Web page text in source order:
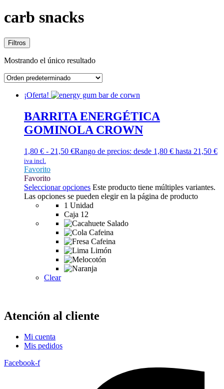
carb snacks
Filtros
Mostrando el único resultado
¡Oferta!
BARRITA ENERGÉTICA
GOMINOLA CROWN
1,80 € - 21,50 €Rango de precios: desde 1,80 € hasta 21,50 €
iva incl.
Favorito
Favorito
Seleccionar opciones Este producto tiene múltiples variantes.
Las opciones se pueden elegir en la página de producto
1 Unidad
Caja 12
Clear
Atención al cliente
Mi cuenta
Mis pedidos
Facebook-f